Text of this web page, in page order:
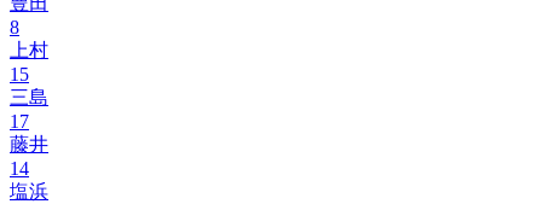
8
上村
15
三島
17
藤井
14
塩浜